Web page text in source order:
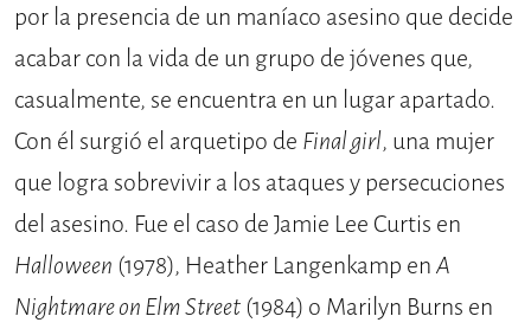
por la presencia de un maníaco asesino que decide
acabar con la vida de un grupo de jóvenes que,
casualmente, se encuentra en un lugar apartado.
Con él surgió el arquetipo de Final girl, una mujer
que logra sobrevivir a los ataques y persecuciones
del asesino. Fue el caso de Jamie Lee Curtis en
Halloween (1978), Heather Langenkamp enA
Nightmare on Elm Street (1984) o Marilyn Burns en